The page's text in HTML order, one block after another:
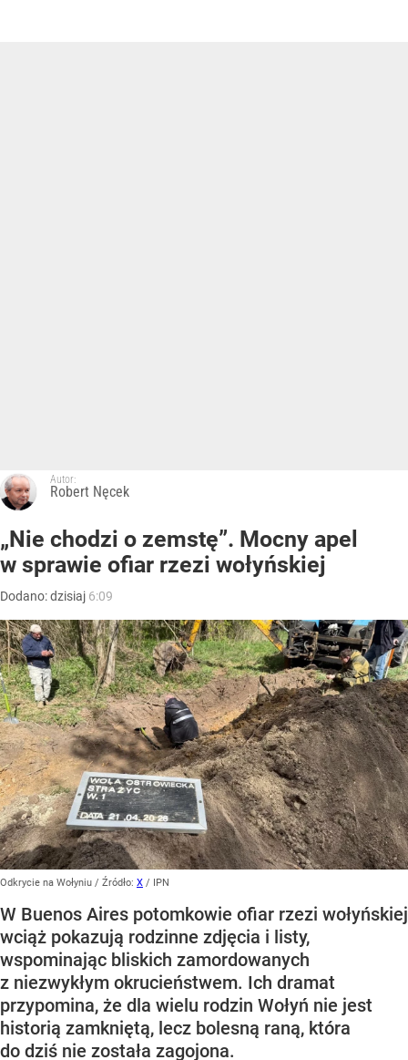
Autor:
Robert Nęcek
„Nie chodzi o zemstę”. Mocny apel
w sprawie ofiar rzezi wołyńskiej
Dodano:dzisiaj 6:09
Odkrycie na Wołyniu / Źródło: X / IPN
W Buenos Aires potomkowie ofiar rzezi wołyńskiej
wciąż pokazują rodzinne zdjęcia i listy,
wspominając bliskich zamordowanych
z niezwykłym okrucieństwem. Ich dramat
przypomina, że dla wielu rodzin Wołyń nie jest
historią zamkniętą, lecz bolesną raną, która
do dziś nie została zagojona.